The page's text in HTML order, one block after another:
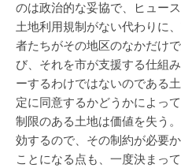
のは政治的な妥協で、ヒュー
土地利用規制がない代わりに
者たちがその地区のなかだけ
び、それを市が支援する仕組
ーするわけではないのである
定に同意するかどうかによっ
制限のある土地は価値を失う
効するので、その制約が必要
ことになる点も、一度決まっ